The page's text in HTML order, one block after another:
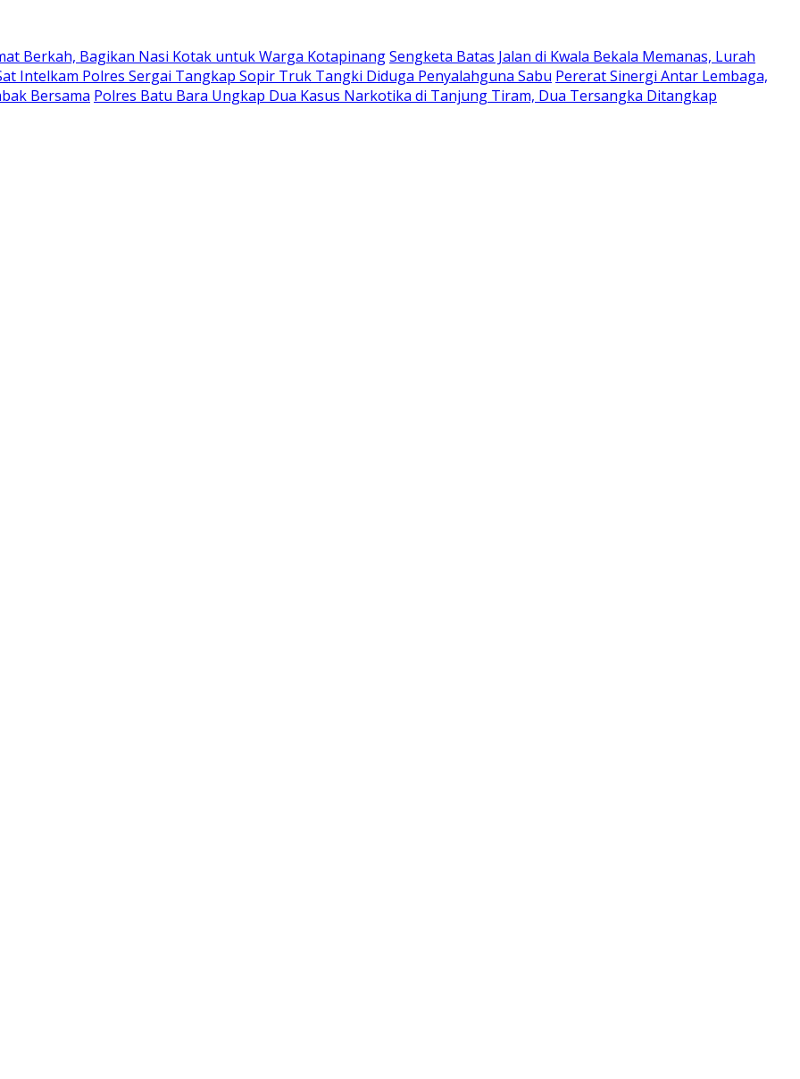
Berkah, Bagikan Nasi Kotak untuk Warga KotapinangSengketa Batas Jalan di Kwala Bekala Memanas, Lurah
Intelkam Polres Sergai Tangkap Sopir Truk Tangki Diduga Penyalahguna Sabu Pererat Sinergi Antar Lembaga,
Bersama Polres Batu Bara Ungkap Dua Kasus Narkotika di Tanjung Tiram, Dua Tersangka Ditangkap